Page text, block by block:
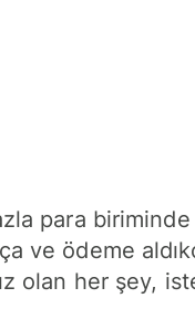
para
ve ödeme
olan her şey,